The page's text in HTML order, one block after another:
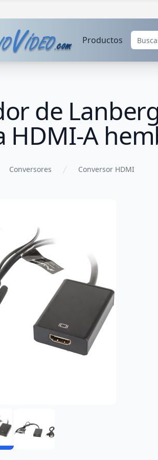
Productos
de
HDMI-A
Conversores Conversor HDMI